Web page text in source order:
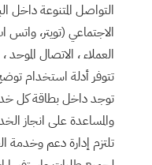
التواصل المتنوعة داخل
الاجتماعي (تويتر، واتس
العملاء ، الاتصال الموحد ،
تتوفر أدلة استخدام
توجد داخل بطاقة كل
والمساعدة على انجاز
تلتزم إدارة دعم وخدمة